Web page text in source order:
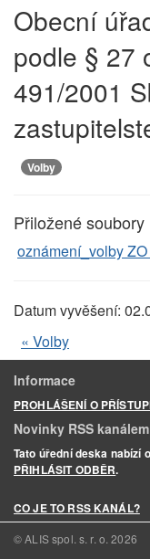
Obecní
podle § 27
491/2001
Volby
Přiložené soubory
oznámení_volby
Datum vyvěšení:
« Volby
Informace
PROHLÁŠENÍ O
Novinky RSS kanálem
Tato úřední deska nabízí
PŘIHLÁSIT ODBĚR.
CO JE TO RSS KANÁL?
© ALIS spol. s. r. o.2026